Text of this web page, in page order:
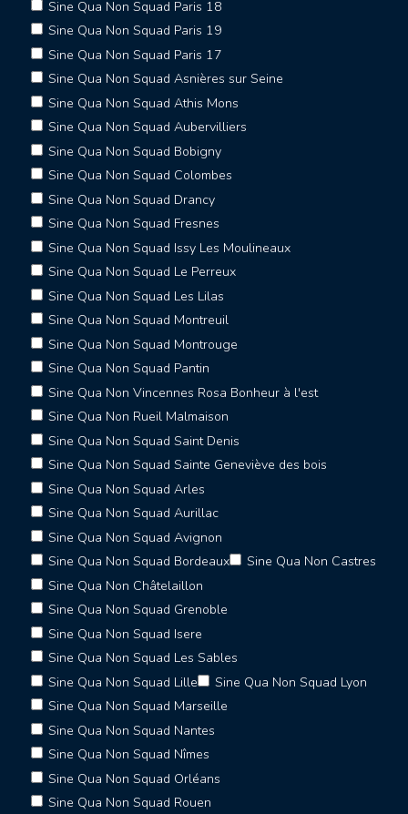
Sine Qua Non Squad Paris 18
Sine Qua Non Squad Paris 19
Sine Qua Non Squad Paris 17
Sine Qua Non Squad Asnières sur Seine
Sine Qua Non Squad Athis Mons
Sine Qua Non Squad Aubervilliers
Sine Qua Non Squad Bobigny
Sine Qua Non Squad Colombes
Sine Qua Non Squad Drancy
Sine Qua Non Squad Fresnes
Sine Qua Non Squad Issy Les Moulineaux
Sine Qua Non Squad Le Perreux
Sine Qua Non Squad Les Lilas
Sine Qua Non Squad Montreuil
Sine Qua Non Squad Montrouge
Sine Qua Non Squad Pantin
Sine Qua Non Vincennes Rosa Bonheur à l'est
Sine Qua Non Rueil Malmaison
Sine Qua Non Squad Saint Denis
Sine Qua Non Squad Sainte Geneviève des bois
Sine Qua Non Squad Arles
Sine Qua Non Squad Aurillac
Sine Qua Non Squad Avignon
Sine Qua Non Squad Bordeaux
Sine Qua Non Castres
Sine Qua Non Châtelaillon
Sine Qua Non Squad Grenoble
Sine Qua Non Squad Isere
Sine Qua Non Squad Les Sables
Sine Qua Non Squad Lille
Sine Qua Non Squad Lyon
Sine Qua Non Squad Marseille
Sine Qua Non Squad Nantes
Sine Qua Non Squad Nîmes
Sine Qua Non Squad Orléans
Sine Qua Non Squad Rouen